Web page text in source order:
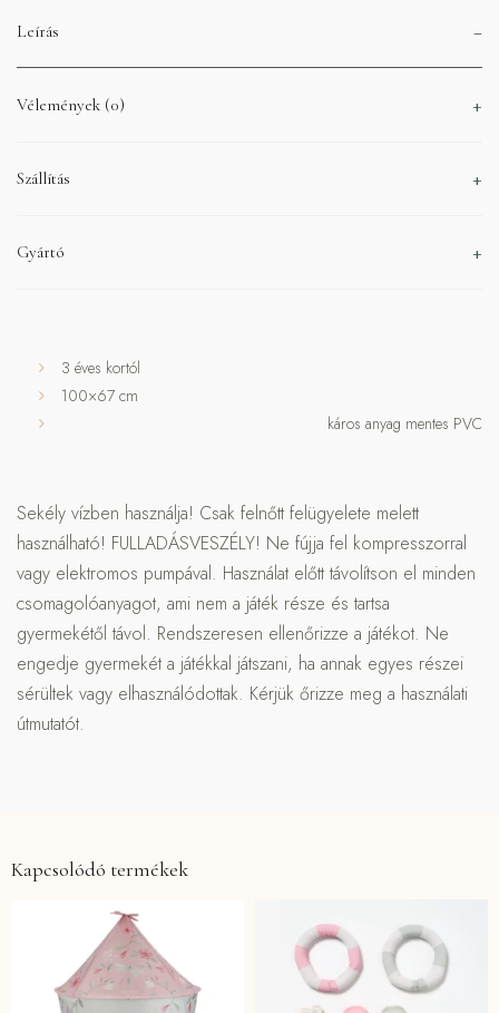
Leírás
Vélemények (0)
Szállítás
Gyártó
3 éves kortól
100×67 cm
káros anyag mentes PVC
Sekély vízben használja! Csak felnőtt felügyelete melett
használható! FULLADÁSVESZÉLY! Ne fújja fel kompresszorral
vagy elektromos pumpával. Használat előtt távolítson el minden
csomagolóanyagot, ami nem a játék része és tartsa
gyermekétől távol. Rendszeresen ellenőrizze a játékot. Ne
engedje gyermekét a játékkal játszani, ha annak egyes részei
sérültek vagy elhasználódottak. Kérjük őrizze meg a használati
útmutatót.
Kapcsolódó termékek